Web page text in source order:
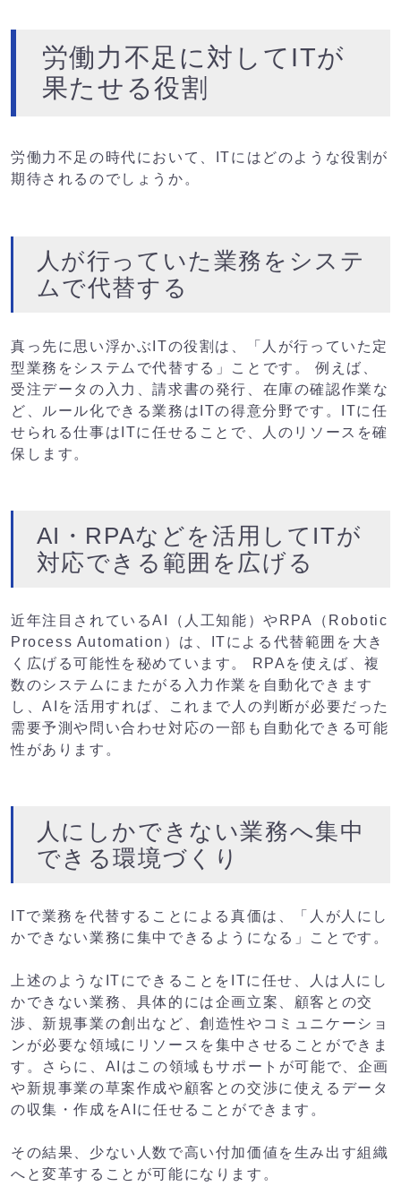
労働力不足に対してITが
果たせる役割
労働力不足の時代において、ITにはどのような役割が
期待されるのでしょうか。
人が行っていた業務をシステ
ムで代替する
真っ先に思い浮かぶITの役割は、「人が行っていた定
型業務をシステムで代替する」ことです。 例えば、
受注データの入力、請求書の発行、在庫の確認作業な
ど、ルール化できる業務はITの得意分野です。ITに任
せられる仕事はITに任せることで、人のリソースを確
保します。
AI・RPAなどを活用してITが
対応できる範囲を広げる
近年注目されているAI（人工知能）やRPA（Robotic
Process Automation）は、ITによる代替範囲を大き
く広げる可能性を秘めています。 RPAを使えば、複
数のシステムにまたがる入力作業を自動化できます
し、AIを活用すれば、これまで人の判断が必要だった
需要予測や問い合わせ対応の一部も自動化できる可能
性があります。
人にしかできない業務へ集中
できる環境づくり
ITで業務を代替することによる真価は、「人が人にし
かできない業務に集中できるようになる」ことです。
上述のようなITにできることをITに任せ、人は人にし
かできない業務、具体的には企画立案、顧客との交
渉、新規事業の創出など、創造性やコミュニケーショ
ンが必要な領域にリソースを集中させることができま
す。さらに、AIはこの領域もサポートが可能で、企画
や新規事業の草案作成や顧客との交渉に使えるデータ
の収集・作成をAIに任せることができます。
その結果、少ない人数で高い付加価値を生み出す組織
へと変革することが可能になります。